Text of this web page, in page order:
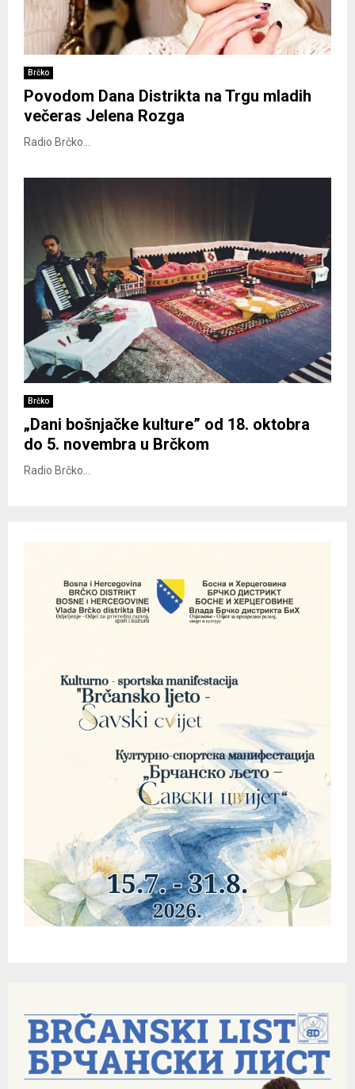
Brčko
Povodom Dana Distrikta na Trgu mladih
večeras Jelena Rozga
Radio Brčko...
Brčko
„Dani bošnjačke kulture” od 18. oktobra
do 5. novembra u Brčkom
Radio Brčko...